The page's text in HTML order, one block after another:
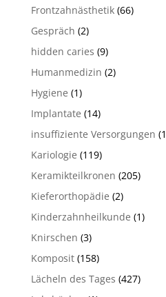
Frontzahnästhetik(66)
Gespräch (2)
hidden caries (9)
Humanmedizin (2)
Hygiene (1)
Implantate (14)
insuffiziente Versorgungen
Kariologie (119)
Keramikteilkronen (205)
Kieferorthopädie (2)
Kinderzahnheilkunde (1)
Knirschen (3)
Komposit(158)
Lächeln des Tages (427)